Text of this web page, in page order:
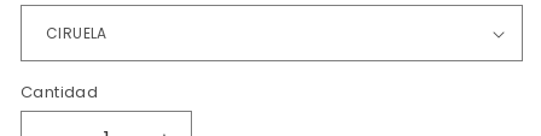
Cantidad